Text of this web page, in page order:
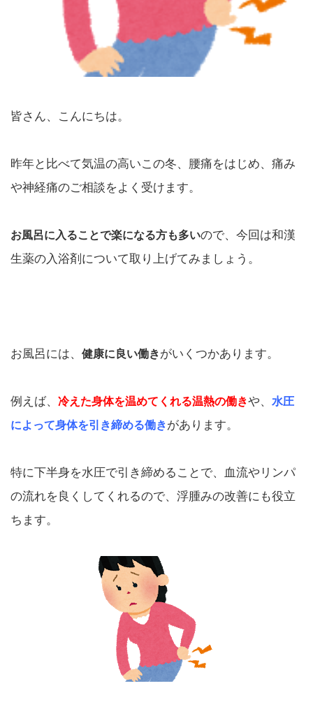
皆さん、こんにちは。
昨年と比べて気温の高いこの冬、腰痛をはじめ、痛み
や神経痛のご相談をよく受けます。
お風呂に入ることで楽になる方も多いので、今回は和漢
生薬の入浴剤について取り上げてみましょう。
お風呂には、 健康に良い働きがいくつかあります。
例えば、 冷えた身体を温めてくれる温熱の働きや、
水圧
によって身体を引き締める働きがあります。
特に下半身を水圧で引き締めることで、血流やリンパ
の流れを良くしてくれるので、浮腫みの改善にも役立
ちます。